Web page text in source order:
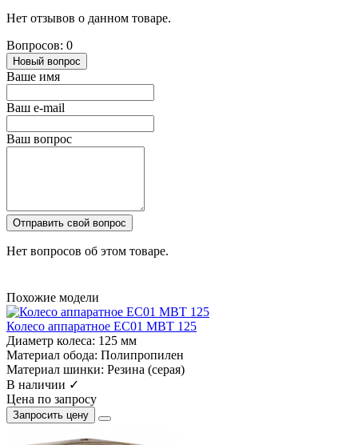
Нет отзывов о данном товаре.
Вопросов: 0
Новый вопрос
Ваше имя
Ваш e-mail
Ваш вопрос
Отправить свой вопрос
Нет вопросов об этом товаре.
Похожие модели
Колесо аппаратное EC01 MBT 125
Диаметр колеса: 125 мм
Материал обода: Полипропилен
Материал шинки: Резина (серая)
В наличии ✓
Цена по запросу
Запросить цену